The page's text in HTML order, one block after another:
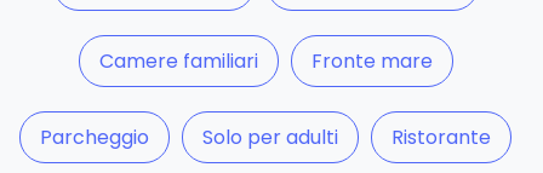
Camere familiari Fronte mare
Parcheggio Solo per adulti Ristorante